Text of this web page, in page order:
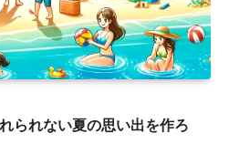
られない夏の思い出を作ろ